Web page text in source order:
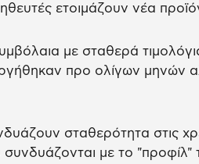
ετοιμάζουν νέα
με σταθερά
προ ολίγων μηνών
σταθερότητα στις
συνδυάζονται με το